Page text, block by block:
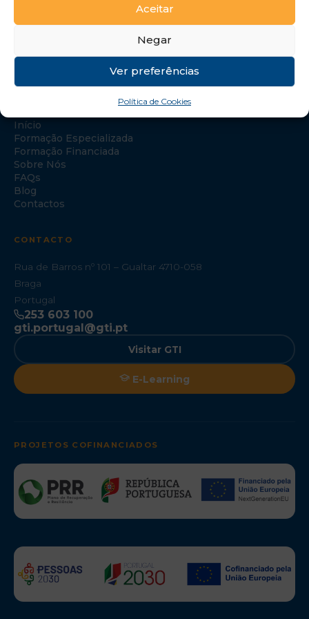
Aceitar
Negar
Ver preferências
Política de Cookies
Início
Formação Especializada
Formação Financiada
Sobre Nós
FAQs
Blog
Contactos
CONTACTO
Rua de Barros nº 101 – Gualtar 4710-058
Braga
Portugal
253 603 100
gti.portugal@gti.pt
Visitar GTI
E-Learning
PROJETOS COFINANCIADOS